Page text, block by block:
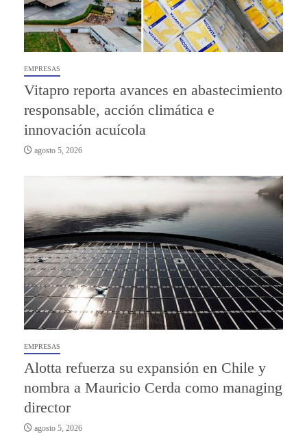
EMPRESAS
Vitapro reporta avances en abastecimiento
responsable, acción climática e
innovación acuícola
agosto 5, 2026
EMPRESAS
Alotta refuerza su expansión en Chile y
nombra a Mauricio Cerda como managing
director
agosto 5, 2026